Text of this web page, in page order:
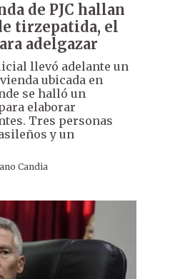
de PJC hallan
tirzepatida, el
adelgazar
llevó adelante un
ubicada en
se halló un
elaborar
Tres personas
y un
Candia